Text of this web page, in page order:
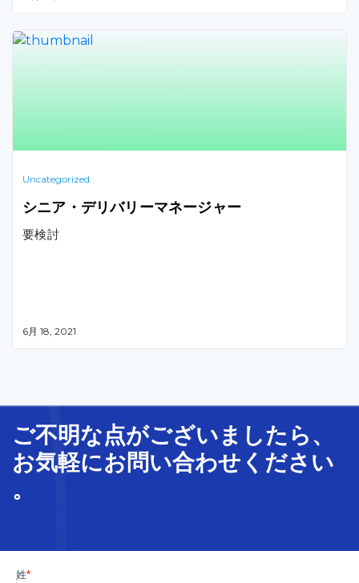
たします。
Uncategorized
シニア・デリバリーマネージャー
要検討
6月 18, 2021
ご不明な点がございましたら、
お気軽にお問い合わせ ください
。